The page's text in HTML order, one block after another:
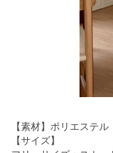
【素材】ポリエステル
【サイズ】